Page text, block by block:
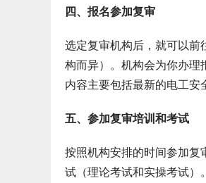
四、报名参加复审
选定复审机构后，就可以
构而异）。机构会为你办理
内容主要包括最新的电工安
五、参加复审培训和考试
按照机构安排的时间参加
试（理论考试和实操考试）